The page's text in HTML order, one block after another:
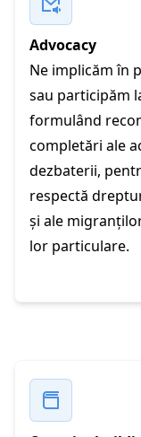
Advocacy
Ne implicăm în
sau participăm
formulând
completări ale
dezbaterii,
respectă
și ale
lor particulare.